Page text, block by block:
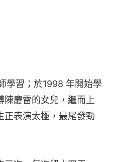
床，跟住就開始練
多東西要拆解，若不是
」